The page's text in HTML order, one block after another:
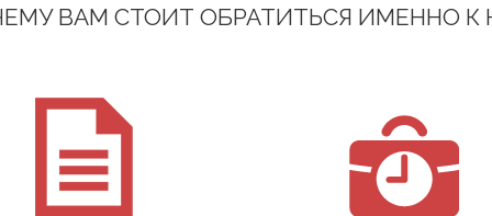
ВАМ СТОИТ ОБРАТИТЬСЯ ИМЕННО К